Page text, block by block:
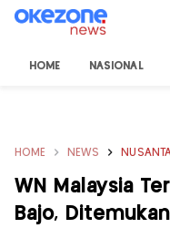
HOME NASIONAL
HOME NEWS
WN Malaysia
Bajo,